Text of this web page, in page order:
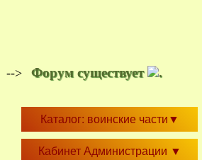
--> Форум существует .
Каталог: воинские части ▼
Кабинет Администрации ▼